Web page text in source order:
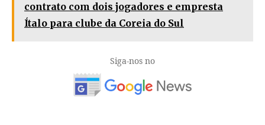
contrato com dois jogadores e empresta
Ítalo para clube da Coreia do Sul
Siga-nos no